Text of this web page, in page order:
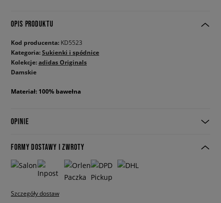
OPIS PRODUKTU
Kod producenta: KD5523
Kategoria:Sukienki i spódnice
Kolekcje:adidas Originals
Damskie
Materiał: 100% bawełna
OPINIE
FORMY DOSTAWY I ZWROTY
Szczegóły dostaw